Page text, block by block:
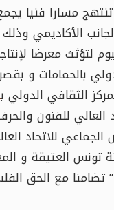
مسارا فنيا
الأكاديمي
سنة 2005 الى حد اليوم
بالحمامات و
الثقافي الدولي ب
للفنون
الجماعي للاتحاد
تونس العتيقة و
مع الحق